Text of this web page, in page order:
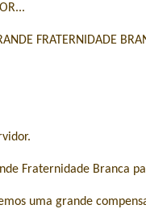
FRATERNIDADE
Fraternidade Branca
uma grande